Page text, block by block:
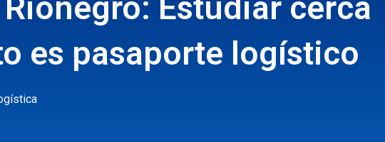
Estudiar cerca
es pasaporte logístico